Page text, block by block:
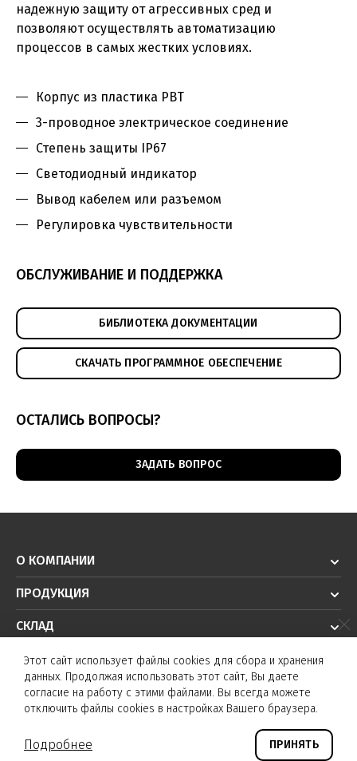
надежную защиту от агрессивных сред и
позволяют осуществлять автоматизацию
процессов в самых жестких условиях.
Корпус из пластика PBT
3-проводное электрическое соединение
Степень защиты IP67
Светодиодный индикатор
Вывод кабелем или разъемом
Регулировка чувствительности
Номинальный ток <200мА
Модель
Ном.
дистанция
переключения
Монтаж
Вых.
сигнал
Частота
PQ07B-
C02
8 мм
C02
Не
NO
KTSC-
B08A-
PQ07B-
C02
заподлицо
PNP
30 Гц
KTSC-
B08A-
CN1I-
Не
NPN
30 Гц
ОБСЛУЖИВАНИЕ И ПОДДЕРЖКА
БИБЛИОТЕКА ДОКУМЕНТАЦИИ
СКАЧАТЬ ПРОГРАММНОЕ ОБЕСПЕЧЕНИЕ
ОСТАЛИСЬ ВОПРОСЫ?
ЗАДАТЬ ВОПРОС
О КОМПАНИИ
ПРОДУКЦИЯ
СКЛАД
РЕШЕНИЯ
ТЕХПОДДЕРЖКА
© K&T sensors 2026. Все права защищены.
©Создание сайта и дизайн «Инфодизайн»2026
Этот сайт использует файлы cookies для сбора и хранения
данных. Продолжая использовать этот сайт, Вы даете
согласие на работу с этими файлами. Вы всегда можете
отключить файлы cookies в настройках Вашего браузера.
Подробнее ПРИНЯТЬ